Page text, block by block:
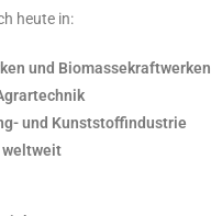
heute in:
und Biomassekraftwerken
und Kunststoffindustrie
weltweit